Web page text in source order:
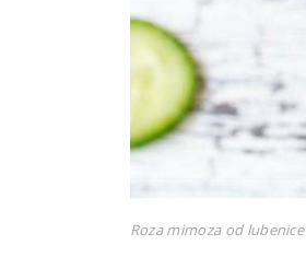
Roza mimoza od lubenice